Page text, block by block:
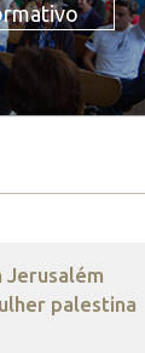
Jerusalém
palestina